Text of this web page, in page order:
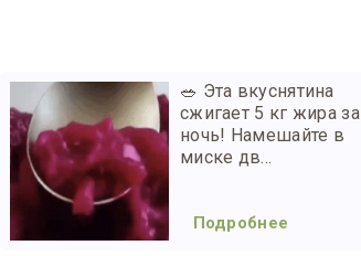
🥗 Эта вкуснятина
сжигает 5 кг жира за
ночь! Намешайте в
миске дв...
Подробнее